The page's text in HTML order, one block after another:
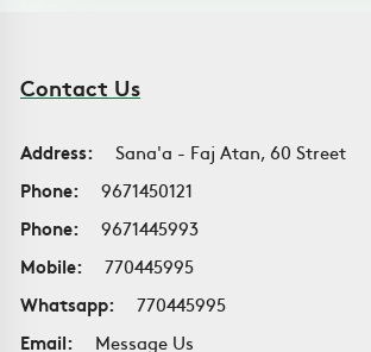
Contact Us
Address:
Sana'a - Faj Atan, 60 Street
Phone:
9671450121
Phone:
9671445993
Mobile:
770445995
Whatsapp:
770445995
Email:
Message Us